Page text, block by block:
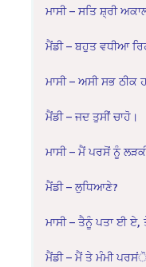
ਮਾਸੀ – ਸਤਿ ਸ਼੍ਰੀ
ਮੈਂਡੀ – ਬਹੁਤ ਵਧੀਆ
ਮਾਸੀ – ਅਸੀ ਸਭ ਠੀਕ
ਮੈਂਡੀ – ਜਦ ਤੁਸੀਂ ਚਾਹੋ।
ਮਾਸੀ – ਮੈਂ ਪਰਸੋਂ ਨੂੰ
ਮੈਂਡੀ – ਲੁਧਿਆਣੇ?
ਮਾਸੀ – ਤੈਨੂੰ ਪਤਾ ਈ ਏ,
ਮੈਂਡੀ – ਮੈਂ ਤੇ ਮੰਮੀ